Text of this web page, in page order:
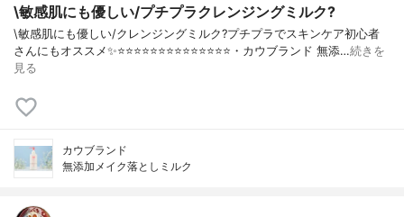
\敏感肌にも優しい/プチプラクレンジングミルク?
\敏感肌にも優しい/クレンジングミルク?プチプラでスキンケア初心者
さんにもオススメ✨⭐️⭐️⭐️⭐️⭐️⭐️⭐️⭐️⭐️⭐️⭐️⭐️⭐️⭐️・カウブランド 無添…続きを
見る
カウブランド
無添加メイク落としミルク